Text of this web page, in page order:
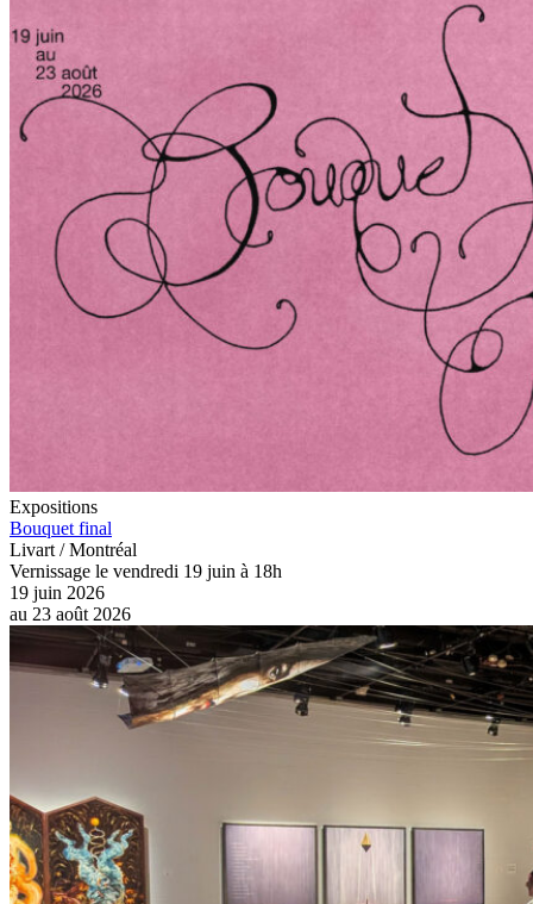
Expositions
Bouquet final
Livart / Montréal
Vernissage le vendredi 19 juin à 18h
19 juin 2026
au 23 août 2026